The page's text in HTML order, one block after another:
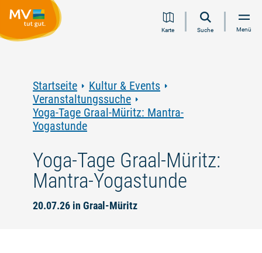
Inhalt
Navigation
Volltextsuche
FooterKarte Suche Menü
Startseite
Kultur & Events
Veranstaltungssuche
Yoga-Tage Graal-Müritz: Mantra-
Yogastunde
Yoga-Tage Graal-Müritz:
Mantra-Yogastunde
20.07.26 in Graal-Müritz